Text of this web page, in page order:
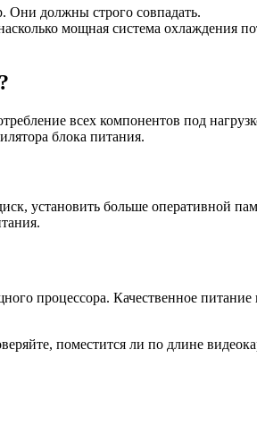
Они должны строго совпадать.
мощная система охлаждения
всех компонентов под
блока питания.
установить больше оперативной
процессора. Качественное
поместится ли по длине